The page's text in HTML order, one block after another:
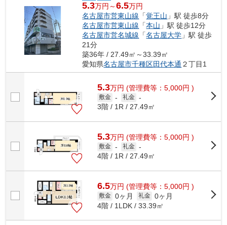
5.3万円～6.5万円
名古屋市営東山線 「覚王山 」駅 徒歩8分
名古屋市営東山線 「本山 」駅 徒歩12分
名古屋市営名城線 「名古屋大学 」駅 徒歩
21分
築36年 / 27.49㎡～33.39㎡
愛知県名古屋市千種区田代本通 ２丁目1
5.3万円 (管理費等：5,000円 )
敷金 - 礼金 -
3階 / 1R / 27.49㎡
5.3万円 (管理費等：5,000円 )
敷金 - 礼金 -
4階 / 1R / 27.49㎡
6.5万円 (管理費等：5,000円 )
敷金 0ヶ月 礼金 0ヶ月
4階 / 1LDK / 33.39㎡